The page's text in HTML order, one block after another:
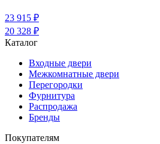
23 915 ₽
20 328 ₽
Каталог
Входные двери
Межкомнатные двери
Перегородки
Фурнитура
Распродажа
Бренды
Покупателям